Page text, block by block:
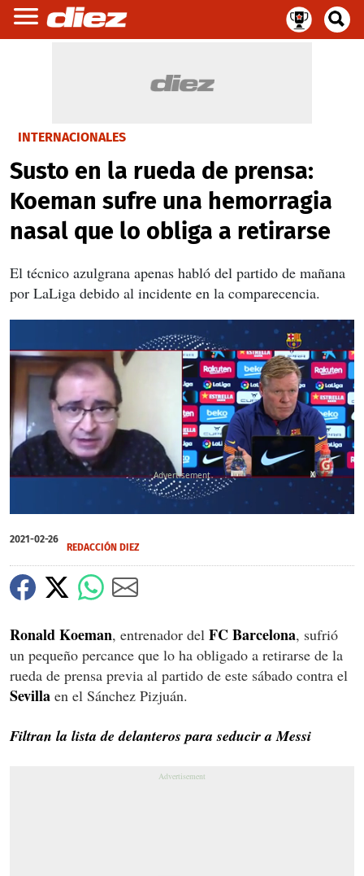
INTERNACIONALES
Susto en la rueda de prensa:
Koeman sufre una hemorragia
nasal que lo obliga a retirarse
El técnico azulgrana apenas habló del partido de mañana
por LaLiga debido al incidente en la comparecencia.
of
1
49
seconds
X
2021-02-26
REDACCIÓN DIEZ
Ronald Koeman, entrenador del FC Barcelona, sufrió
un pequeño percance que lo ha obligado a retirarse de la
rueda de prensa previa al partido de este sábado contra el
Sevilla en el Sánchez Pizjuán.
Filtran la lista de delanteros para seducir a Messi